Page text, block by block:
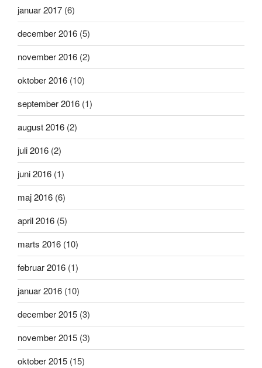
januar 2017 (6)
december 2016 (5)
november 2016 (2)
oktober 2016 (10)
september 2016 (1)
august 2016 (2)
juli 2016 (2)
juni 2016 (1)
maj 2016 (6)
april 2016 (5)
marts 2016 (10)
februar 2016 (1)
januar 2016 (10)
december 2015 (3)
november 2015 (3)
oktober 2015 (15)